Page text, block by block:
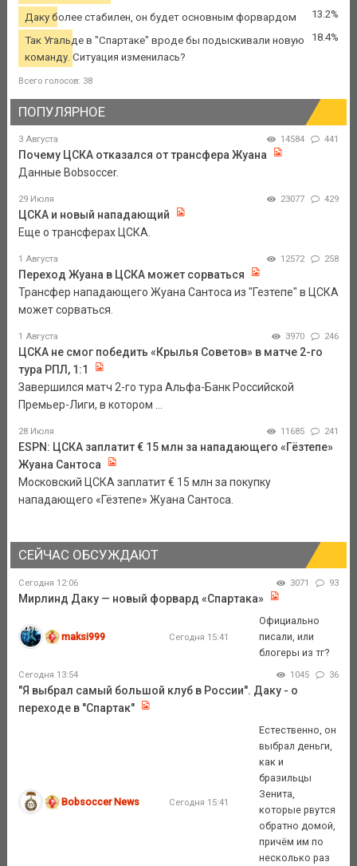
Даку более стабилен, он будет основным форвардом 13.2%
Так Угальде в "Спартаке" вроде бы подыскивали новую
команду. Ситуация изменилась?
18.4%
Всего голосов: 38
ПОПУЛЯРНОЕ
3 Августа 14584 441
Почему ЦСКА отказался от трансфера Жуана
Данные Bobsoccer.
29 Июля 23077 429
ЦСКА и новый нападающий
Еще о трансферах ЦСКА.
1 Августа 12572 258
Переход Жуана в ЦСКА может сорваться
Трансфер нападающего Жуана Сантоса из "Гезтепе" в ЦСКА
может сорваться.
1 Августа 3970 246
ЦСКА не смог победить «Крылья Советов» в матче 2-го
тура РПЛ, 1:1
Завершился матч 2-го тура Альфа-Банк Российской
Премьер-Лиги, в котором ...
28 Июля 11685 241
ESPN: ЦСКА заплатит € 15 млн за нападающего «Гёзтепе»
Жуана Сантоса
Московский ЦСКА заплатит € 15 млн за покупку
нападающего «Гёзтепе» Жуана Сантоса.
СЕЙЧАС ОБСУЖДАЮТ
Сегодня 12:06 3071 93
Мирлинд Даку — новый форвард «Спартака»
maksi999 Сегодня 15:41
Официально
писали, или
блогеры из тг?
Сегодня 13:54 1045 36
"Я выбрал самый большой клуб в России". Даку - о
переходе в "Спартак"
Bobsoccer News Сегодня 15:41
Естественно, он
выбрал деньги,
как и
бразильцы
Зенита,
которые рвутся
обратно домой,
причём им по
несколько раз